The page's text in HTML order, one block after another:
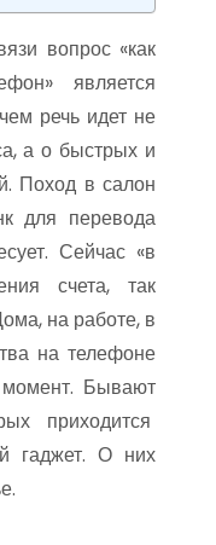
вопрос «как
является
речь идет не
а о быстрых и
Поход в салон
для перевода
Сейчас «в
счета, так
на работе, в
на телефоне
момент. Бывают
приходится
гаджет. О них